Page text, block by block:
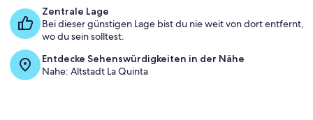
Zentrale Lage
Bei dieser günstigen Lage bist du nie weit von dort entfernt,
wo du sein solltest.
Entdecke Sehenswürdigkeiten in der Nähe
Nahe: Altstadt La Quinta